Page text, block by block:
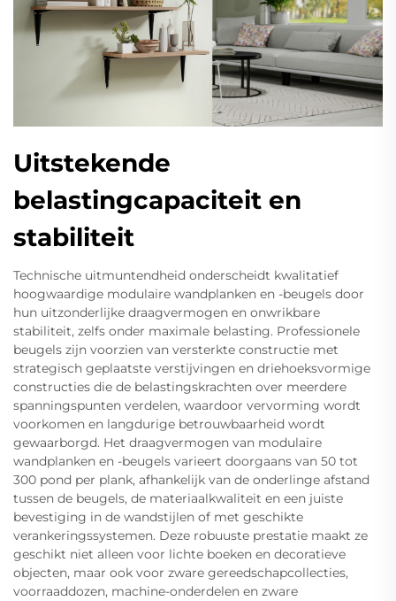
Uitstekende
belastingcapaciteit en
stabiliteit
Technische uitmuntendheid onderscheidt kwalitatief
hoogwaardige modulaire wandplanken en -beugels door
hun uitzonderlijke draagvermogen en onwrikbare
stabiliteit, zelfs onder maximale belasting. Professionele
beugels zijn voorzien van versterkte constructie met
strategisch geplaatste verstijvingen en driehoeksvormige
constructies die de belastingskrachten over meerdere
spanningspunten verdelen, waardoor vervorming wordt
voorkomen en langdurige betrouwbaarheid wordt
gewaarborgd. Het draagvermogen van modulaire
wandplanken en -beugels varieert doorgaans van 50 tot
300 pond per plank, afhankelijk van de onderlinge afstand
tussen de beugels, de materiaalkwaliteit en een juiste
bevestiging in de wandstijlen of met geschikte
verankeringssystemen. Deze robuuste prestatie maakt ze
geschikt niet alleen voor lichte boeken en decoratieve
objecten, maar ook voor zware gereedschapcollecties,
voorraaddozen, machine-onderdelen en zware